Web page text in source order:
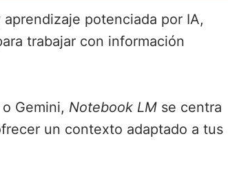
potenciada por IA,
trabajar con información
Gemini, Notebook LM se centra
un contexto adaptado a tus